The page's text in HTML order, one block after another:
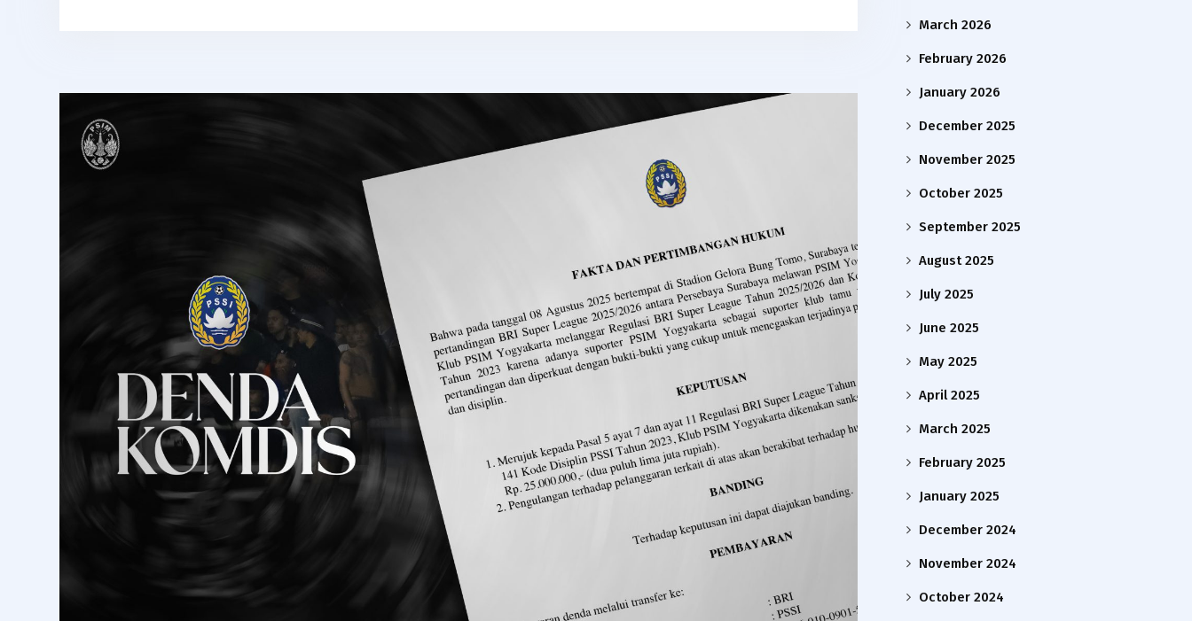
March 2026
February 2026
January 2026
December 2025
November 2025
October 2025
September 2025
August 2025
July 2025
June 2025
May 2025
April 2025
March 2025
February 2025
January 2025
December 2024
November 2024
October 2024